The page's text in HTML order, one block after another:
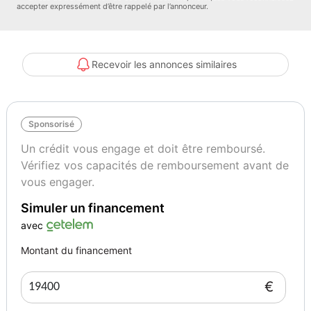
Garantie mécanique
accepter expressément d’être rappelé par l’annonceur.
Recevoir les annonces similaires
Sponsorisé
Un crédit vous engage et doit être remboursé.
Vérifiez vos capacités de remboursement avant de
vous engager.
Simuler un financement
avec
Montant du financement
€